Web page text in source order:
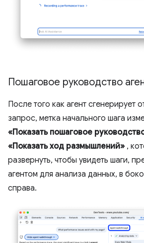
Пошаговое руководство
После того как агент сгенерирует
запрос, метка начального шага
«Показать пошаговое
«Показать ход размышлений» ,
развернуть, чтобы увидеть шаги,
агентом для анализа данных, в
справа.